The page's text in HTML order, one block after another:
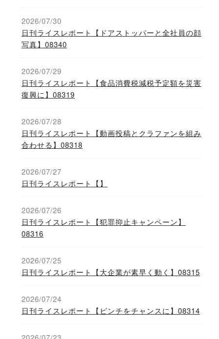
2026/07/30
日刊ライスレポート【ドアストッパーと全社員の顔
写真】08340
2026/07/29
日刊ライスレポート【食品消費税減税予定額を災害
復興に】08319
2026/07/28
日刊ライスレポート【動画投稿とクラファンを組み
合わせる】08318
2026/07/27
日刊ライスレポート【】
2026/07/26
日刊ライスレポート【犯罪抑止キャンペーン】
08316
2026/07/25
日刊ライスレポート【大企業が素早く動く】08315
2026/07/24
日刊ライスレポート【ピンチをチャンスに】08314